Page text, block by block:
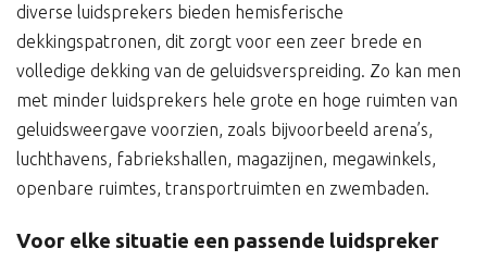
diverse luidsprekers bieden hemisferische
dekkingspatronen, dit zorgt voor een zeer brede en
volledige dekking van de geluidsverspreiding. Zo kan men
met minder luidsprekers hele grote en hoge ruimten van
geluidsweergave voorzien, zoals bijvoorbeeld arena’s,
luchthavens, fabriekshallen, magazijnen, megawinkels,
openbare ruimtes, transportruimten en zwembaden.
Voor elke situatie een passende luidspreker